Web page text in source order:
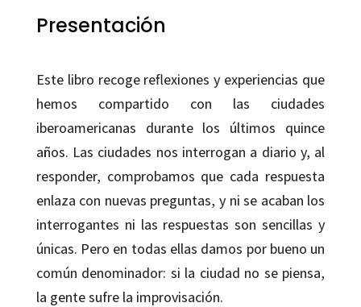
Presentación
Este libro recoge reflexiones y experiencias que
hemos compartido con las ciudades
iberoamericanas durante los últimos quince
años. Las ciudades nos interrogan a diario y, al
responder, comprobamos que cada respuesta
enlaza con nuevas preguntas, y ni se acaban los
interrogantes ni las respuestas son sencillas y
únicas. Pero en todas ellas damos por bueno un
común denominador: si la ciudad no se piensa,
la gente sufre la improvisación.